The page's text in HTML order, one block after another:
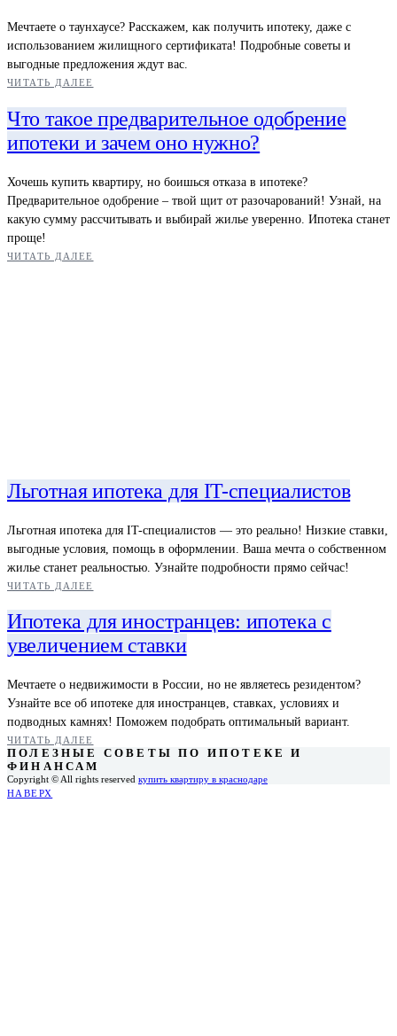
Мечтаете о таунхаусе? Расскажем, как получить ипотеку, даже с
использованием жилищного сертификата! Подробные советы и
выгодные предложения ждут вас.
ЧИТАТЬ ДАЛЕЕ
Что такое предварительное одобрение
ипотеки и зачем оно нужно?
Хочешь купить квартиру, но боишься отказа в ипотеке?
Предварительное одобрение – твой щит от разочарований! Узнай, на
какую сумму рассчитывать и выбирай жилье уверенно. Ипотека станет
проще!
ЧИТАТЬ ДАЛЕЕ
Льготная ипотека для IT-специалистов
Льготная ипотека для IT-специалистов — это реально! Низкие ставки,
выгодные условия, помощь в оформлении. Ваша мечта о собственном
жилье станет реальностью. Узнайте подробности прямо сейчас!
ЧИТАТЬ ДАЛЕЕ
Ипотека для иностранцев: ипотека с
увеличением ставки
Мечтаете о недвижимости в России, но не являетесь резидентом?
Узнайте все об ипотеке для иностранцев, ставках, условиях и
подводных камнях! Поможем подобрать оптимальный вариант.
ЧИТАТЬ ДАЛЕЕ
ПОЛЕЗНЫЕ СОВЕТЫ ПО ИПОТЕКЕ И
ФИНАНСАМ
Copyright © All rights reserved купить квартиру в краснодаре
НАВЕРХ